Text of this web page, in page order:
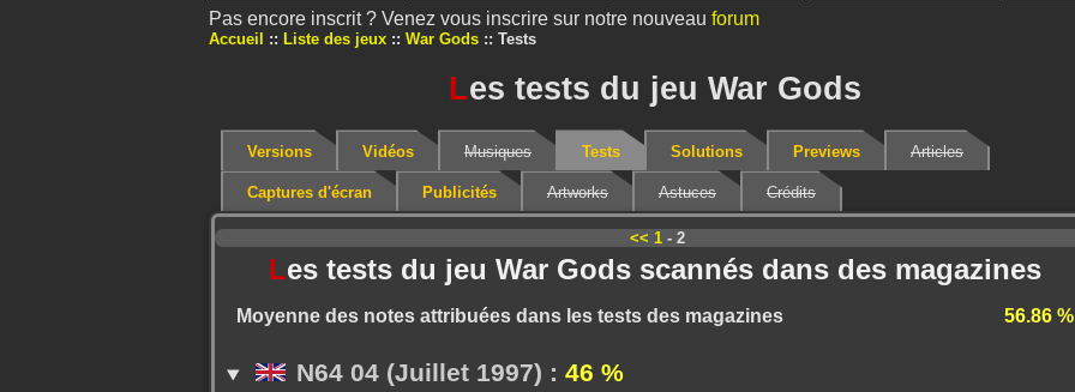
Pas encore inscrit ? Venez vous inscrire sur notre nouveau forum
Accueil Liste des jeux War Gods Tests
Les tests du jeu War Gods
Versions Vidéos Musiques Tests Solutions Previews Articles
Captures d'écran Publicités Artworks Astuces Crédits
<< 1- 2
Les tests du jeu War Gods scannés dans des magazines
Moyenne des notes attribuées dans les tests des magazines 56.86 %
N64 04 (Juillet 1997) : 46 %